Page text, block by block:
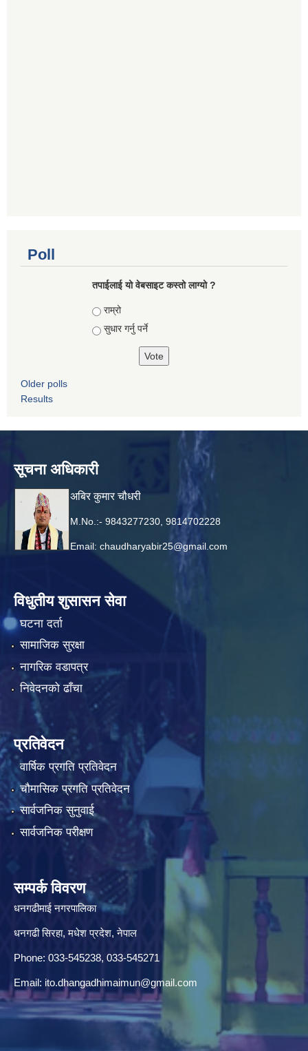
Poll
तपाई‌लाई यो वेबसाइट कस्तो लाग्यो ?
Choices
राम्रो
सुधार गर्नु पर्ने
Older polls
Results
सूचना अधिकारी
अबिर कुमार चौधरी
M.No.:- 9843277230, 9814702228
Email: chaudharyabir25@gmail.com
विधुतीय शुसासन सेवा
घटना दर्ता
सामाजिक सुरक्षा
नागरिक वडापत्र
निवेदनको ढाँचा
प्रतिवेदन
वार्षिक प्रगति प्रतिवेदन
चौमासिक प्रगति प्रतिवेदन
सार्वजनिक सुनुवाई
सार्वजनिक परीक्षण
सम्पर्क विवरण
धनगढीमाई नगरपालिका
धनगढी सिरहा, मधेश प्रदेश, नेपाल
Phone: 033-545238, 033-545271
Email: ito.dhangadhimaimun@gmail.com